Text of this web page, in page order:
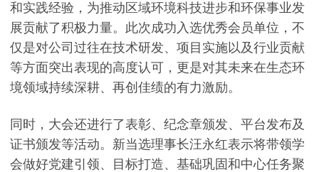
和实践经验，为推动区域环境科技进步和环保事业发
展贡献了积极力量。此次成功入选优秀会员单位，不
仅是对公司过往在技术研发、项目实施以及行业贡献
等方面突出表现的高度认可，更是对其未来在生态环
境领域持续深耕、再创佳绩的有力激励。
同时，大会还进行了表彰、纪念章颁发、平台发布及
证书颁发等活动。新当选理事长汪永红表示将带领学
会做好党建引领、目标打造、基础巩固和中心任务聚